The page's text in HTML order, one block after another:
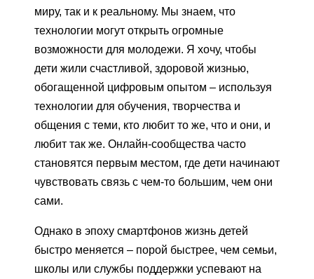
миру, так и к реальному. Мы знаем, что
технологии могут открыть огромные
возможности для молодежи. Я хочу, чтобы
дети жили счастливой, здоровой жизнью,
обогащенной цифровым опытом – используя
технологии для обучения, творчества и
общения с теми, кто любит то же, что и они, и
любит так же. Онлайн-сообщества часто
становятся первым местом, где дети начинают
чувствовать связь с чем-то большим, чем они
сами.
Однако в эпоху смартфонов жизнь детей
быстро меняется – порой быстрее, чем семьи,
школы или службы поддержки успевают на